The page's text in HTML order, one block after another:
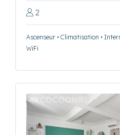
2
Ascenseur • Climatisation •
WiFi